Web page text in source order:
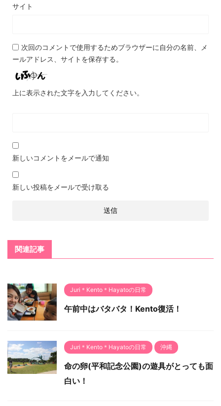
サイト
次回のコメントで使用するためブラウザーに自分の名前、メ
ールアドレス、サイトを保存する。
上に表示された文字を入力してください。
新しいコメントをメールで通知
新しい投稿をメールで受け取る
関連記事
Juri＊Kento＊Hayatoの日常
午前中はバタバタ！Kento復活！
Juri＊Kento＊Hayatoの日常 沖縄
命の卵(平和記念公園)の遊具がとっても面
白い！